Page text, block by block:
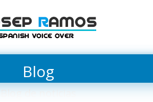
Blog
Blog de noticias